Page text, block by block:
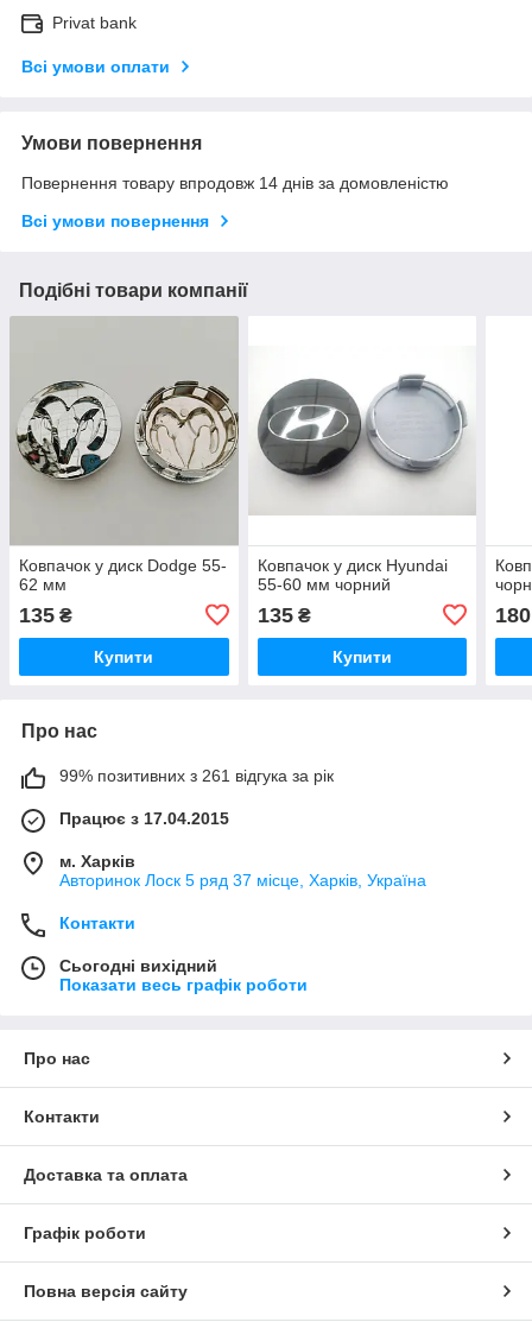
Privat bank
Всі умови оплати
Умови повернення
Повернення товару впродовж 14 днів за домовленістю
Всі умови повернення
Подібні товари компанії
Ковпачок у диск Dodge 55-
62 мм
135 ₴
Купити
Ковпачок у диск Hyundai
55-60 мм чорний
135₴
Купити
180
Про нас
99% позитивних з 261 відгука за рік
Працює з 17.04.2015
м. Харків
Авторинок Лоск 5 ряд 37 місце, Харків, Україна
Контакти
Сьогодні вихідний
Показати весь графік роботи
Про нас
Контакти
Доставка та оплата
Графік роботи
Повна версія сайту